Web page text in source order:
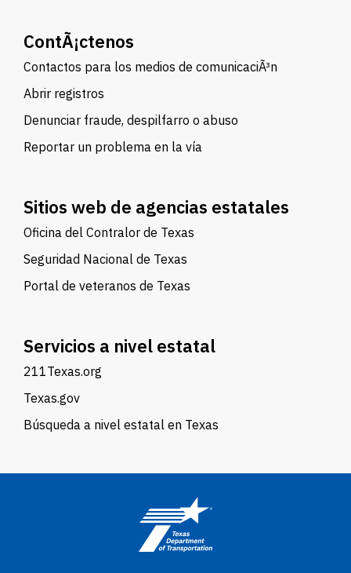
ContÃ¡ctenos
Contactos para los medios de comunicaciÃ³n
Abrir registros
Denunciar fraude, despilfarro o abuso
Reportar un problema en la vía
Sitios web de agencias estatales
Oficina del Contralor de Texas
Seguridad Nacional de Texas
Portal de veteranos de Texas
Servicios a nivel estatal
211Texas.org
Texas.gov
Búsqueda a nivel estatal en Texas